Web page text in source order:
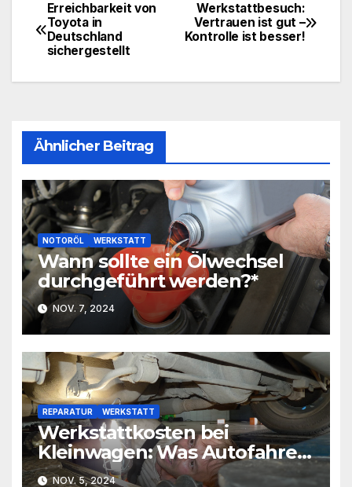
Beitragsnavigation
Werkstattbesuch:
Vertrauen ist gut –
Kontrolle ist besser!
Erreichbarkeit von
Toyota in
Deutschland
sichergestellt
Ähnlicher Beitrag
NOTORÖL WERKSTATT
Wann sollte ein Ölwechsel
durchgeführt werden?*
NOV. 7, 2024
REPARATUR WERKSTATT
Werkstattkosten bei
Kleinwagen: Was Autofahrer
wissen sollten*
NOV. 5, 2024